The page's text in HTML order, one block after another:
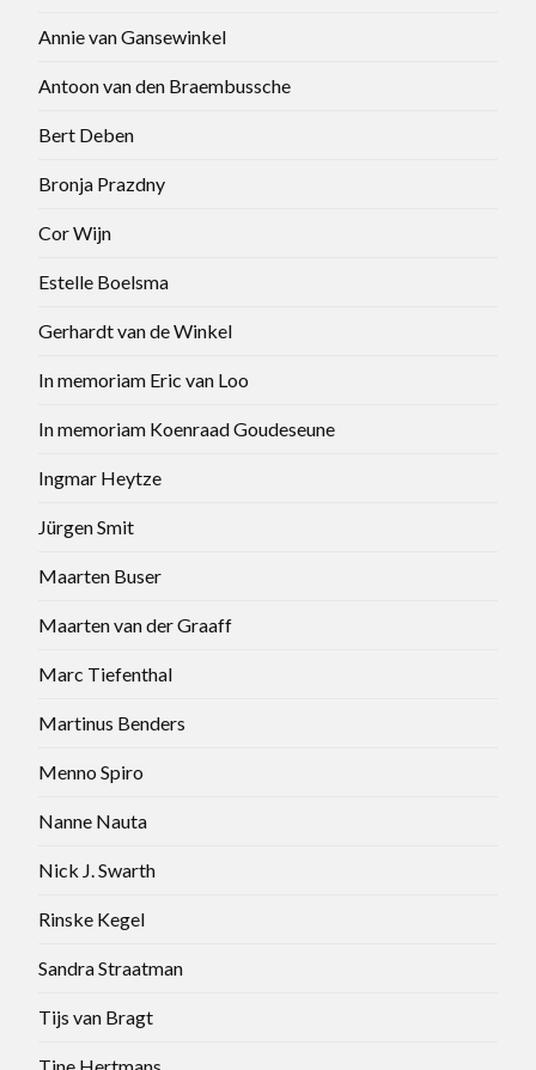
Annie van Gansewinkel
Antoon van den Braembussche
Bert Deben
Bronja Prazdny
Cor Wijn
Estelle Boelsma
Gerhardt van de Winkel
In memoriam Eric van Loo
In memoriam Koenraad Goudeseune
Ingmar Heytze
Jürgen Smit
Maarten Buser
Maarten van der Graaff
Marc Tiefenthal
Martinus Benders
Menno Spiro
Nanne Nauta
Nick J. Swarth
Rinske Kegel
Sandra Straatman
Tijs van Bragt